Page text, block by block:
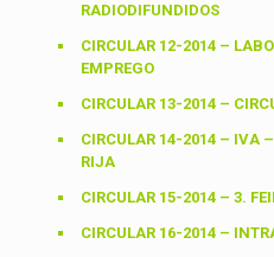
RADIODIFUNDIDOS
CIRCULAR 12-2014 –
EMPREGO
CIRCULAR 13-2014 –
CIRCULAR 14-2014 – IVA
RIJA
CIRCULAR 15-2014 – 3.
CIRCULAR 16-2014 –